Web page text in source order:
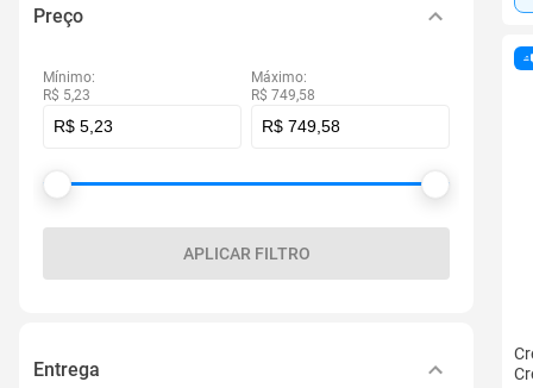
Preço
Mínimo:
R$ 5,23
Máximo:
R$ 749,58
APLICAR FILTRO
Entrega